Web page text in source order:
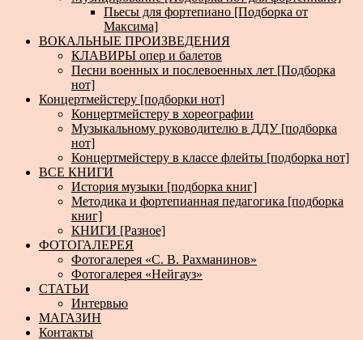
Пьесы для фортепиано [Подборка от
Максима]
ВОКАЛЬНЫЕ ПРОИЗВЕДЕНИЯ
КЛАВИРЫ опер и балетов
Песни военных и послевоенных лет [Подборка
нот]
Концертмейстеру [подборки нот]
Концертмейстеру в хореографии
Музыкальному руководителю в ДДУ [подборка
нот]
Концертмейстеру в классе флейты [подборка нот]
ВСЕ КНИГИ
История музыки [подборка книг]
Методика и фортепианная педагогика [подборка
книг]
КНИГИ [Разное]
ФОТОГАЛЕРЕЯ
Фотогалерея «С. В. Рахманинов»
Фотогалерея «Нейгауз»
СТАТЬИ
Интервью
МАГАЗИН
Контакты